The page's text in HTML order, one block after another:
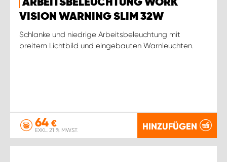
ARBEITSBELEUCHTUNG WORK
VISION WARNING SLIM 32W
Schlanke und niedrige Arbeitsbeleuchtung mit
breitem Lichtbild und eingebauten Warnleuchten.
64 €
EXKL. 21 % MWST. HINZUFÜGEN